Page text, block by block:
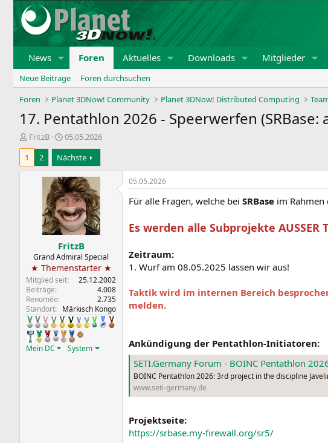
News Foren Aktuelles Downloads Mitglieder
Neue Beiträge
Foren durchsuchen
Foren
Planet 3DNow! Community Planet 3DNow! Distributed Computing
17. Pentathlon 2026 - Speerwerfen
E
r
t
FritzB
E
r
s
t
e
l
l
t
a
m
05.05.2026
1
2 Nächste
FritzB
Grand Admiral Special
★ Themenstarter ★
Mitglied seit
25.12.2002
Beiträge
4.008
Renomée
2.735
Standort
Märkisch Kongo
Mein DC System
05.05.2026
Für alle Fragen, welche bei SRBase im Rahmen
Es werden alle Subprojekte
Zeitraum:
1. Wurf am 08.05.2025 lassen wir aus!
Taktik wird im internen Bereich
melden.
Ankündigung der Pentathlon-Initiatoren:
SETI.Germany Forum - BOINC Pentathlon
BOINC Pentathlon 2026: 3rd project in the discipline
www.seti-germany.de
Projektseite:
https://srbase.my-firewall.org/sr5/